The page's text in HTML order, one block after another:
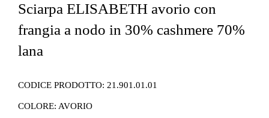
Sciarpa ELISABETH avorio con
frangia a nodo in 30% cashmere 70%
lana
CODICE PRODOTTO: 21.901.01.01
COLORE: AVORIO